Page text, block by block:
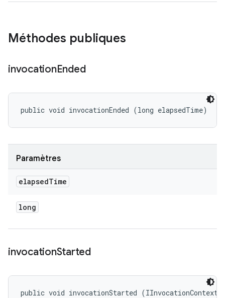
Méthodes publiques
invocationEnded
public void invocationEnded (long elapsedTime)
Paramètres
elapsedTime
long
invocationStarted
public void invocationStarted (IInvocationContext